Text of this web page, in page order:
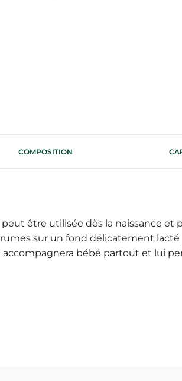
COMPOSITION
être utilisée dès la naissance et
sur un fond délicatement
bébé partout et lui